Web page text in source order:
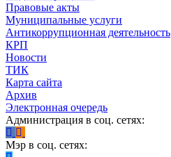
Правовые акты
Муниципальные услуги
Антикоррупционная деятельность
КРП
Новости
ТИК
Карта сайта
Архив
Электронная очередь
Администрация в соц. сетях:
Мэр в соц. сетях: